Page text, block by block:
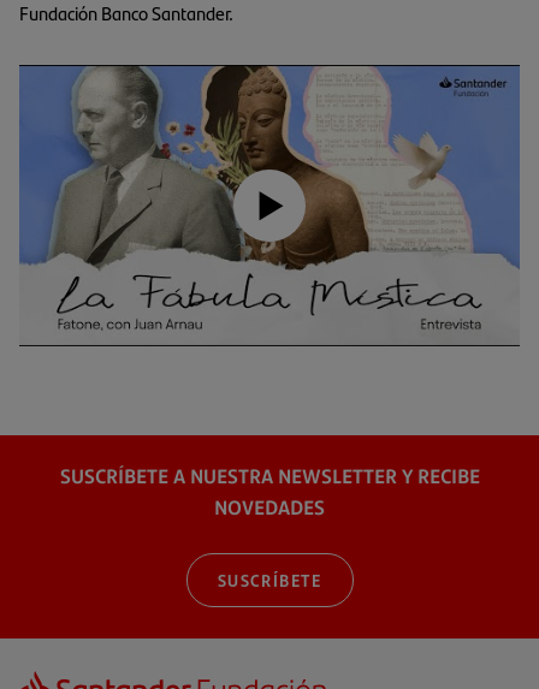
Fundación Banco Santander.
SUSCRÍBETE A NUESTRA NEWSLETTER Y RECIBE
NOVEDADES
SUSCRÍBETE